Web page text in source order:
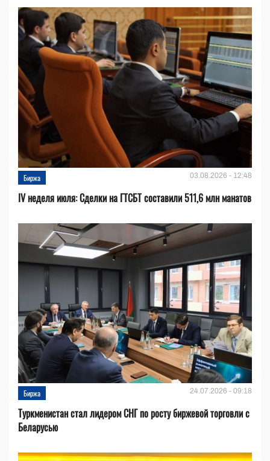
Биржа 03.08.2026 - 12:48
IV неделя июля: Сделки на ГТСБТ составили 511,6 млн манатов
Биржа 24.07.2026 - 09:18
Туркменистан стал лидером СНГ по росту биржевой торговли с
Беларусью